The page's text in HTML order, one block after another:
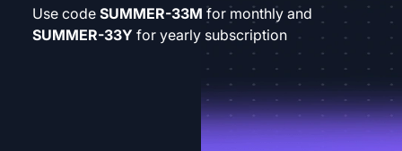
Use code SUMMER-33M for monthly and
SUMMER-33Y for yearly subscription